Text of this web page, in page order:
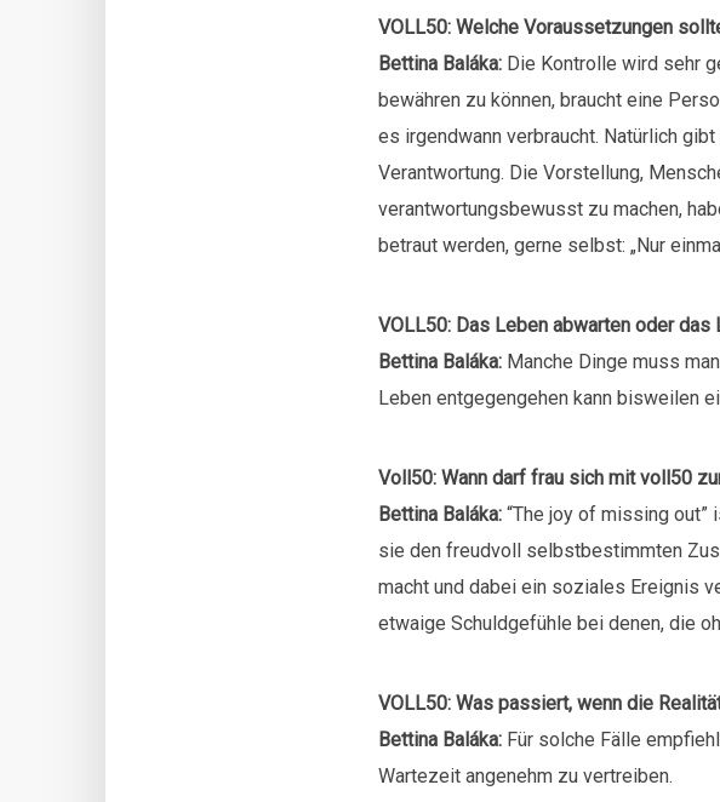
VOLL50: Welche Voraussetzungen
Bettina Baláka: Die Kontrolle wird sehr
bewähren zu können, braucht eine
es irgendwann verbraucht. Natürlich
Verantwortung. Die Vorstellung,
verantwortungsbewusst zu machen,
betraut werden, gerne selbst: „Nur
VOLL50: Das Leben abwarten oder das
Bettina Baláka: Manche Dinge muss
Leben entgegengehen kann bisweilen
Voll50: Wann darf frau sich mit voll50
Bettina Baláka: “The joy of missing out”
sie den freudvoll selbstbestimmten
macht und dabei ein soziales Ereignis
etwaige Schuldgefühle bei denen, die
VOLL50: Was passiert, wenn die
Bettina Baláka: Für solche Fälle
Wartezeit angenehm zu vertreiben.